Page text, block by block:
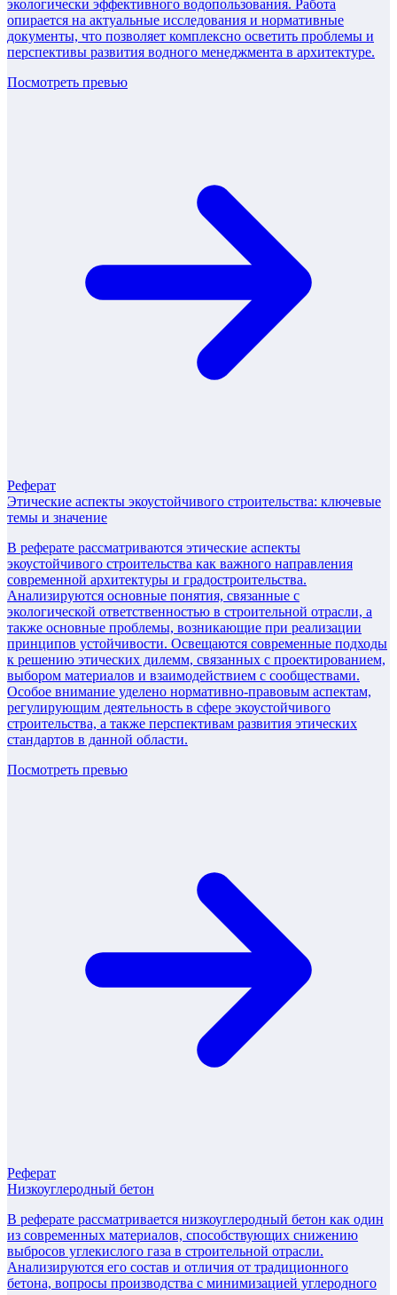
экологически эффективного водопользования. Работа
опирается на актуальные исследования и нормативные
документы, что позволяет комплексно осветить проблемы и
перспективы развития водного менеджмента в архитектуре.
Посмотреть превью
Реферат
Этические аспекты экоустойчивого строительства: ключевые
темы и значение
В реферате рассматриваются этические аспекты
экоустойчивого строительства как важного направления
современной архитектуры и градостроительства.
Анализируются основные понятия, связанные с
экологической ответственностью в строительной отрасли, а
также основные проблемы, возникающие при реализации
принципов устойчивости. Освещаются современные подходы
к решению этических дилемм, связанных с проектированием,
выбором материалов и взаимодействием с сообществами.
Особое внимание уделено нормативно-правовым аспектам,
регулирующим деятельность в сфере экоустойчивого
строительства, а также перспективам развития этических
стандартов в данной области.
Посмотреть превью
Реферат
Низкоуглеродный бетон
В реферате рассматривается низкоуглеродный бетон как один
из современных материалов, способствующих снижению
выбросов углекислого газа в строительной отрасли.
Анализируются его состав и отличия от традиционного
бетона, вопросы производства с минимизацией углеродного